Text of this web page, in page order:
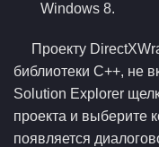
Windows 8.
Проекту
библиотеки C++, не
Solution Explorer
проекта и выберите
появляется